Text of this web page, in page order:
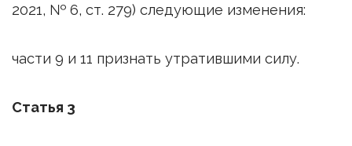
2021, № 6, ст. 279) следующие изменения:
части 9 и 11 признать утратившими силу.
Статья 3